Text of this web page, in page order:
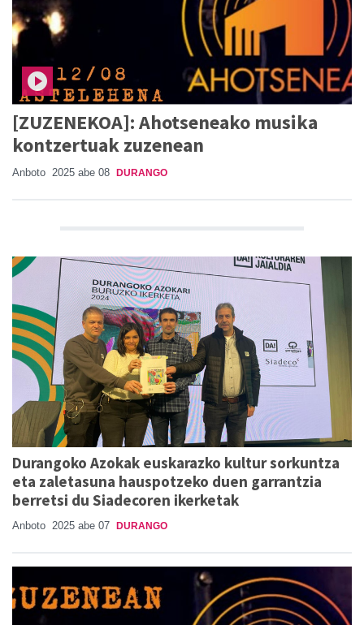
[ZUZENEKOA]: Ahotseneako musika
kontzertuak zuzenean
Anboto 2025 abe 08 DURANGO
Durangoko Azokak euskarazko kultur sorkuntza
eta zaletasuna hauspotzeko duen garrantzia
berretsi du Siadecoren ikerketak
Anboto 2025 abe 07 DURANGO